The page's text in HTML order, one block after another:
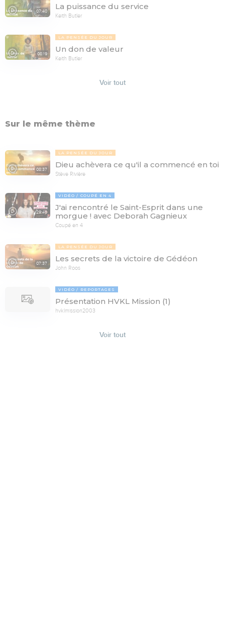
07:40
La puissance du service
Keith Butler
08:19
LA PENSÉE DU JOUR
Un don de valeur
Keith Butler
Voir tout
Sur le même thème
08:37
LA PENSÉE DU JOUR
Dieu achèvera ce qu'il a commencé en toi
Stève Rivière
29:46
VIDÉO COUPÉ EN 4
J'ai rencontré le Saint-Esprit dans une
morgue ! avec Deborah Gagnieux
Coupé en 4
07:37
LA PENSÉE DU JOUR
Les secrets de la victoire de Gédéon
John Roos
VIDÉO REPORTAGES
Présentation HVKL Mission (1)
hvklmission2003
Voir tout